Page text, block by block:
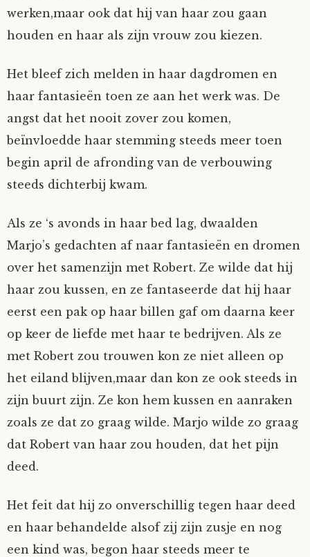
werken,maar ook dat hij van haar zou gaan
houden en haar als zijn vrouw zou kiezen.
Het bleef zich melden in haar dagdromen en
haar fantasieën toen ze aan het werk was. De
angst dat het nooit zover zou komen,
beïnvloedde haar stemming steeds meer toen
begin april de afronding van de verbouwing
steeds dichterbij kwam.
Als ze ‘s avonds in haar bed lag, dwaalden
Marjo’s gedachten af naar fantasieën en dromen
over het samenzijn met Robert. Ze wilde dat hij
haar zou kussen, en ze fantaseerde dat hij haar
eerst een pak op haar billen gaf om daarna keer
op keer de liefde met haar te bedrijven. Als ze
met Robert zou trouwen kon ze niet alleen op
het eiland blijven,maar dan kon ze ook steeds in
zijn buurt zijn. Ze kon hem kussen en aanraken
zoals ze dat zo graag wilde. Marjo wilde zo graag
dat Robert van haar zou houden, dat het pijn
deed.
Het feit dat hij zo onverschillig tegen haar deed
en haar behandelde alsof zij zijn zusje en nog
een kind was, begon haar steeds meer te